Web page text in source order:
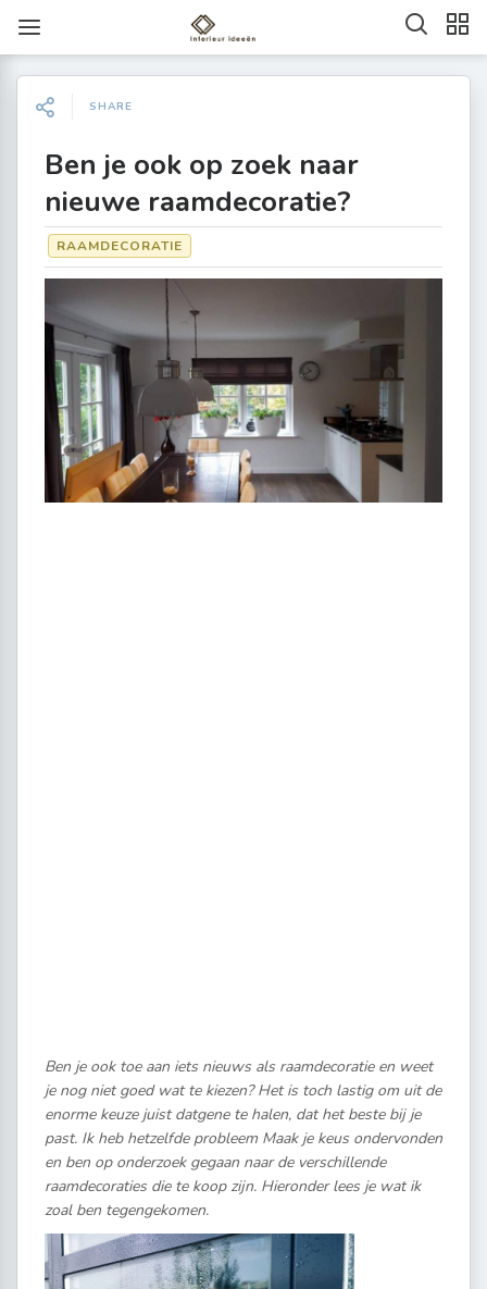
SHARE
Ben je ook op zoek naar
nieuwe raamdecoratie?
RAAMDECORATIE
Ben je ook toe aan iets nieuws als raamdecoratie en weet
je nog niet goed wat te kiezen? Het is toch lastig om uit de
enorme keuze juist datgene te halen, dat het beste bij je
past. Ik heb hetzelfde probleem Maak je keus ondervonden
en ben op onderzoek gegaan naar de verschillende
raamdecoraties die te koop zijn. Hieronder lees je wat ik
zoal ben tegengekomen.